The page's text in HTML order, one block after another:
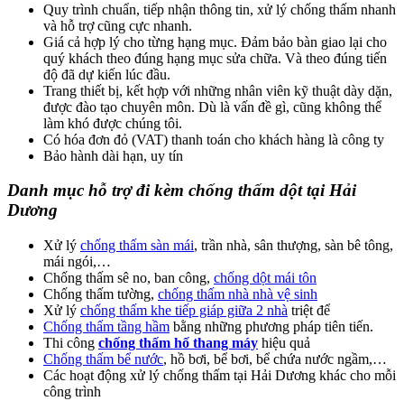
Quy trình chuẩn, tiếp nhận thông tin, xử lý chống thấm nhanh
và hỗ trợ cũng cực nhanh.
Giá cả hợp lý cho từng hạng mục. Đảm bảo bàn giao lại cho
quý khách theo đúng hạng mục sửa chữa. Và theo đúng tiến
độ đã dự kiến lúc đầu.
Trang thiết bị, kết hợp với những nhân viên kỹ thuật dày dặn,
được đào tạo chuyên môn. Dù là vấn đề gì, cũng không thể
làm khó được chúng tôi.
Có hóa đơn đỏ (VAT) thanh toán cho khách hàng là công ty
Bảo hành dài hạn, uy tín
Danh mục hỗ trợ đi kèm chống thấm dột tại Hải
Dương
Xử lý chống thấm sàn mái, trần nhà, sân thượng, sàn bê tông,
mái ngói,…
Chống thấm sê no, ban công, chống dột mái tôn
Chống thấm tường, chống thấm nhà nhà vệ sinh
Xử lý chống thấm khe tiếp giáp giữa 2 nhà triệt để
Chống thấm tầng hầm bằng những phương pháp tiên tiến.
Thi công chống thấm hố thang máy hiệu quả
Chống thấm bể nước, hồ bơi, bể bơi, bể chứa nước ngầm,…
Các hoạt động xử lý chống thấm tại Hải Dương khác cho mỗi
công trình